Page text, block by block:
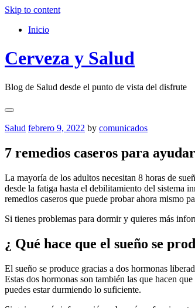
Skip to content
Inicio
Cerveza y Salud
Blog de Salud desde el punto de vista del disfrute
Salud febrero 9, 2022 by comunicados
7 remedios caseros para
La mayoría de los adultos necesitan 8 horas de
desde la fatiga hasta el debilitamiento del sistema
remedios caseros que puede probar ahora mismo
Si tienes problemas para dormir y quieres más
¿ Qué hace que el sueño se
El sueño se produce gracias a dos hormonas
Estas dos hormonas son también las que hacen
puedes estar durmiendo lo suficiente.